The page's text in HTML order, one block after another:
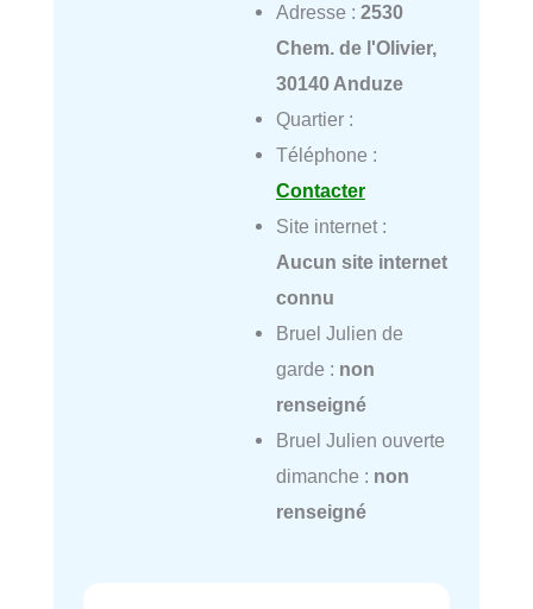
Adresse : 2530
Chem. de l'Olivier,
30140 Anduze
Quartier :
Téléphone :
Contacter
Site internet :
Aucun site internet
connu
Bruel Julien de
garde : non
renseigné
Bruel Julien ouverte
dimanche : non
renseigné